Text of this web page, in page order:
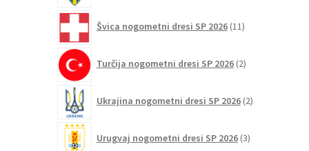
Švica nogometni dresi SP 2026 11izdelkov
Turčija nogometni dresi SP 2026 2izdelka
Ukrajina nogometni dresi SP 2026 2izdelka
Urugvaj nogometni dresi SP 2026 3izdelki